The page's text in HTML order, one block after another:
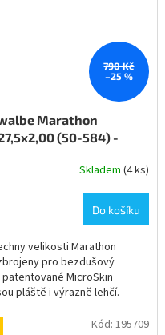
790 Kč
–25 %
Marathon
(50-584) -
Skladem (4 ks)
Do košíku
velikosti Marathon
pro bezdušový
MicroSkin
pláště i výrazně lehčí.
lze požívat i s duší.
Kód: 195709